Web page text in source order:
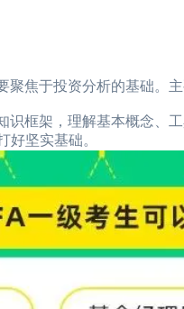
于投资分析的基础。主
框架，理解基本概念、工
好坚实基础。